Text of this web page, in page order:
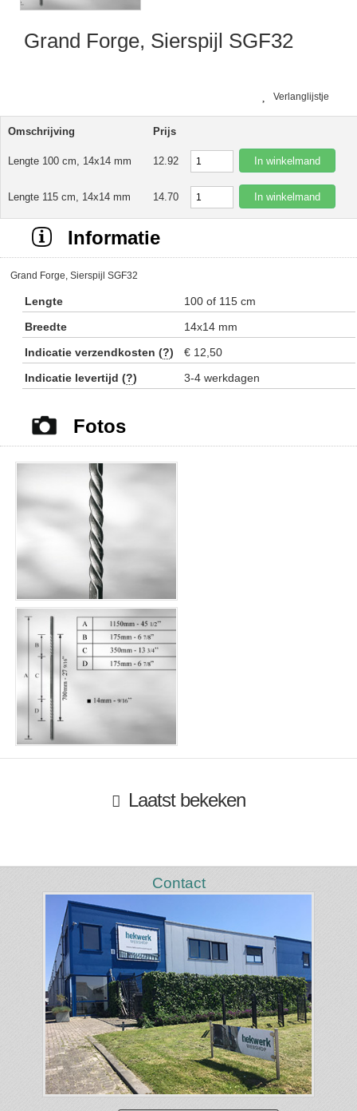
Grand Forge, Sierspijl SGF32
Verlanglijstje
Omschrijving Prijs
Lengte 100 cm, 14x14 mm 12.92 In winkelmand
Lengte 115 cm, 14x14 mm 14.70 In winkelmand
Informatie
Grand Forge, Sierspijl SGF32
Lengte
100 of 115 cm
Breedte
14x14 mm
Indicatie verzendkosten (?)
€ 12,50
Indicatie levertijd (?) 3-4 werkdagen
Fotos
Laatst bekeken
Contact